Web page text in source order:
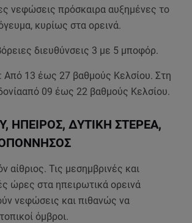
νεφώσεις πρόσκαιρα αυξημένες το
κυρίως στα ορεινά.
διευθύνσεις 3 με 5 μποφόρ.
Από 13 έως 27 βαθμούς Κελσίου. Στη
09 έως 22 βαθμούς Κελσίου.
ΗΠΕΙΡΟΣ, ΔΥΤΙΚΗ ΣΤΕΡΕΑ,
αίθριος. Τις μεσημβρινές και
ώρες στα ηπειρωτικά ορεινά
νεφώσεις και πιθανώς να
όμβροι.